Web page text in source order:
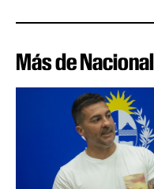
Más de Nacional